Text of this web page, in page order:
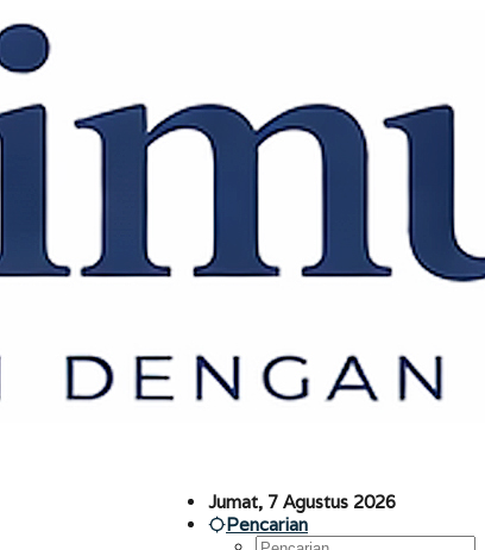
Jumat, 7 Agustus 2026
Pencarian